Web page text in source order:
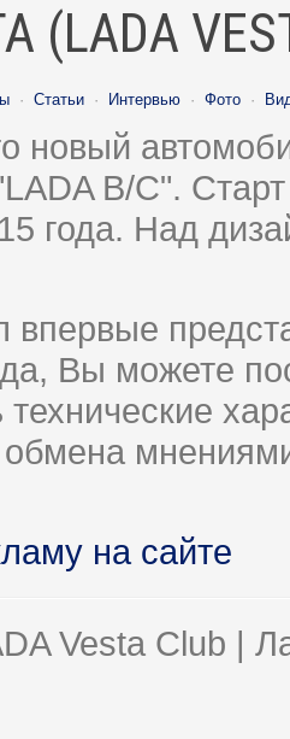
(LADA
· Статьи · Интервью · Фото ·
новый
B/C".
года. Над
впервые
Вы можете
технические
на сайте
Vesta Club |